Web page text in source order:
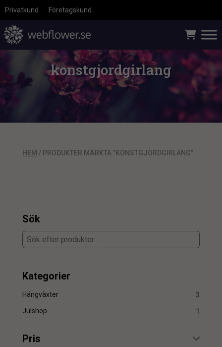
Privatkund Företagskund
konstgjordgirlang
HEM / PRODUKTER MÄRKTA ”KONSTGJORDGIRLANG”
Sök
Kategorier
Hängväxter 3
Julshop 1
Pris